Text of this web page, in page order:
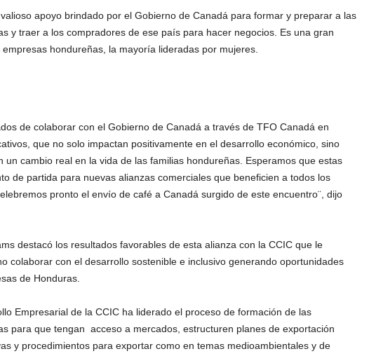
apoyo brindado por el Gobierno de Canadá para formar y preparar a las
y traer a los compradores de ese país para hacer negocios. Es una gran
hondureñas, la mayoría lideradas por mujeres.
de colaborar con el Gobierno de Canadá a través de TFO Canadá en
que no solo impactan positivamente en el desarrollo económico, sino
un cambio real en la vida de las familias hondureñas. Esperamos que estas
de partida para nuevas alianzas comerciales que beneficien a todos los
pronto el envío de café a Canadá surgido de este encuentro¨, dijo
destacó los resultados favorables de esta alianza con la CCIC que le
colaborar con el desarrollo sostenible e inclusivo generando oportunidades
de Honduras.
Empresarial de la CCIC ha liderado el proceso de formación de las
para que tengan acceso a mercados, estructuren planes de exportación
y procedimientos para exportar como en temas medioambientales y de